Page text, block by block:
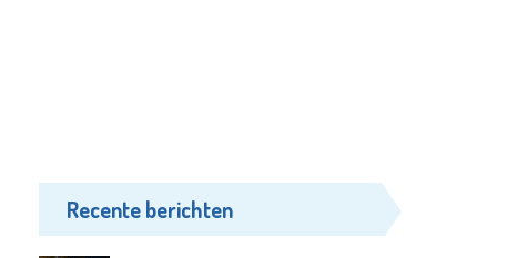
Recente berichten